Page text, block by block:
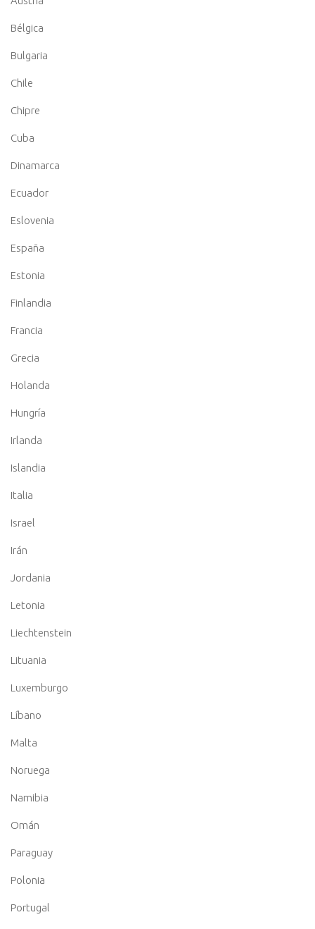
Bélgica
Bulgaria
Chile
Chipre
Cuba
Dinamarca
Ecuador
Eslovenia
España
Estonia
Finlandia
Francia
Grecia
Holanda
Hungría
Irlanda
Islandia
Italia
Israel
Irán
Jordania
Letonia
Liechtenstein
Lituania
Luxemburgo
Líbano
Malta
Noruega
Namibia
Omán
Paraguay
Polonia
Portugal